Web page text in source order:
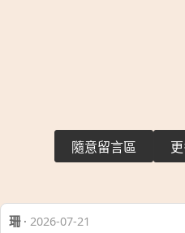
隨意留言區
珊· 2026-07-21